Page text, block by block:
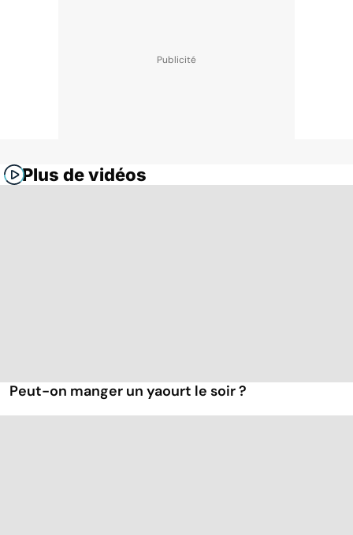
Plus de vidéos
Peut-on manger un yaourt le soir ?